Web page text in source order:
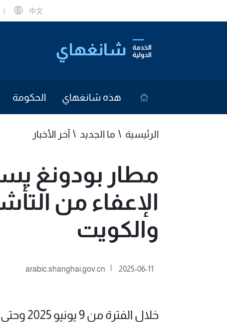
中文
هذه شانغهاي الحكومة
الرئيسية ما الجديد آخر الأخبار
مطار بودونغ
الإعفاء من
والكويت
arabic.shanghai.gov.cn 2025-06-11